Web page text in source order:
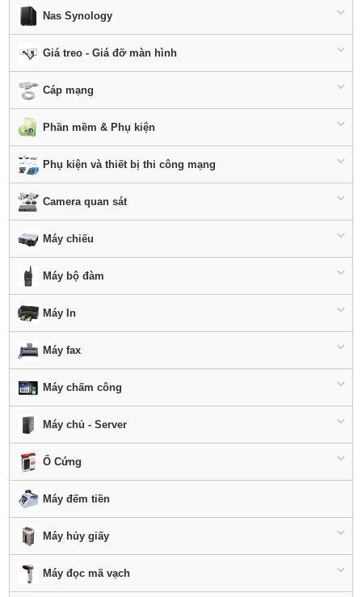
Nas Synology
Giá treo - Giá đỡ màn hình
Cáp mạng
Phần mềm & Phụ kiện
Phụ kiện và thiết bị thi công mạng
Camera quan sát
Máy chiếu
Máy bộ đàm
Máy In
Máy fax
Máy chấm công
Máy chủ - Server
Ổ Cứng
Máy đếm tiền
Máy hủy giấy
Máy đọc mã vạch